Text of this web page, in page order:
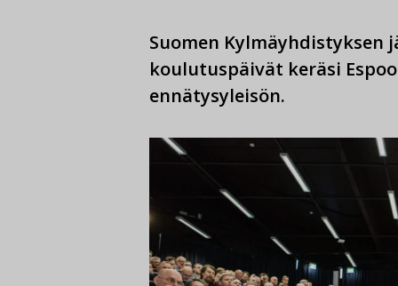
Suomen Kylmäyhdistyksen
koulutuspäivät keräsi
ennätysyleisön.